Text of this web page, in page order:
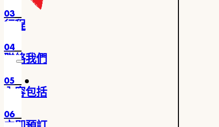
03
行程
04
聯絡我們
05
內容包括
06